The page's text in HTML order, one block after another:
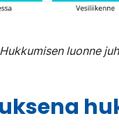
Hukkumisen luonne